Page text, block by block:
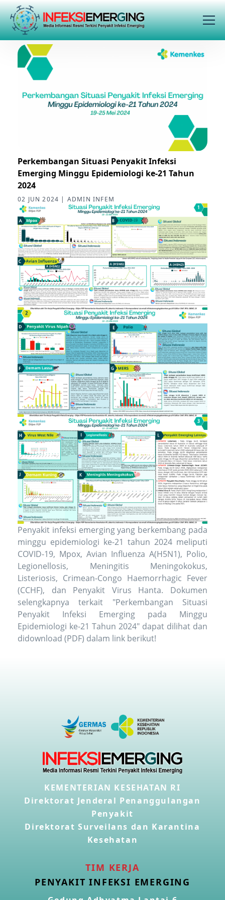
Perkembangan Situasi Penyakit Infeksi
Emerging Minggu Epidemiologi ke-21 Tahun
2024
02 JUN 2024 | ADMIN INFEM
Penyakit infeksi emerging yang berkembang pada
minggu epidemiologi ke-21 tahun 2024 meliputi
COVID-19, Mpox, Avian Influenza A(H5N1), Polio,
Legionellosis, Meningitis Meningokokus,
Listeriosis, Crimean-Congo Haemorrhagic Fever
(CCHF), dan Penyakit Virus Hanta. Dokumen
selengkapnya terkait "Perkembangan Situasi
Penyakit Infeksi Emerging pada Minggu
Epidemiologi ke-21 Tahun 2024" dapat dilihat dan
didownload (PDF) dalam link berikut!
KEMENTERIAN KESEHATAN RI
Direktorat Jenderal Penanggulangan
Penyakit
Direktorat Surveilans dan Karantina
Kesehatan
TIM KERJA
PENYAKIT INFEKSI EMERGING